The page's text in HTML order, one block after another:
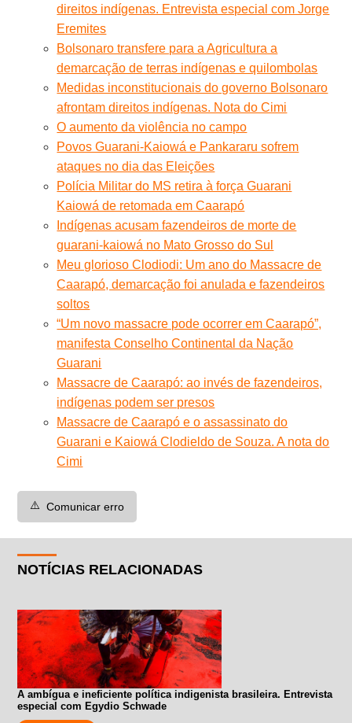
direitos indígenas. Entrevista especial com Jorge
Eremites
Bolsonaro transfere para a Agricultura a
demarcação de terras indígenas e quilombolas
Medidas inconstitucionais do governo Bolsonaro
afrontam direitos indígenas. Nota do Cimi
O aumento da violência no campo
Povos Guarani-Kaiowá e Pankararu sofrem
ataques no dia das Eleições
Polícia Militar do MS retira à força Guarani
Kaiowá de retomada em Caarapó
Indígenas acusam fazendeiros de morte de
guarani-kaiowá no Mato Grosso do Sul
Meu glorioso Clodiodi: Um ano do Massacre de
Caarapó, demarcação foi anulada e fazendeiros
soltos
“Um novo massacre pode ocorrer em Caarapó”,
manifesta Conselho Continental da Nação
Guarani
Massacre de Caarapó: ao invés de fazendeiros,
indígenas podem ser presos
Massacre de Caarapó e o assassinato do
Guarani e Kaiowá Clodieldo de Souza. A nota do
Cimi
⚠️ Comunicar erro
NOTÍCIAS RELACIONADAS
A ambígua e ineficiente política indigenista brasileira. Entrevista
especial com Egydio Schwade